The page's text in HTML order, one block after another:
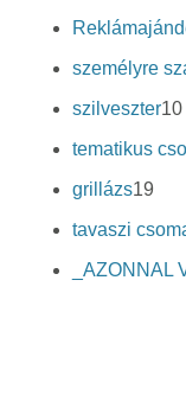
személyre
szilveszter10
tematikus
grillázs1919
tavaszi
_AZONNAL